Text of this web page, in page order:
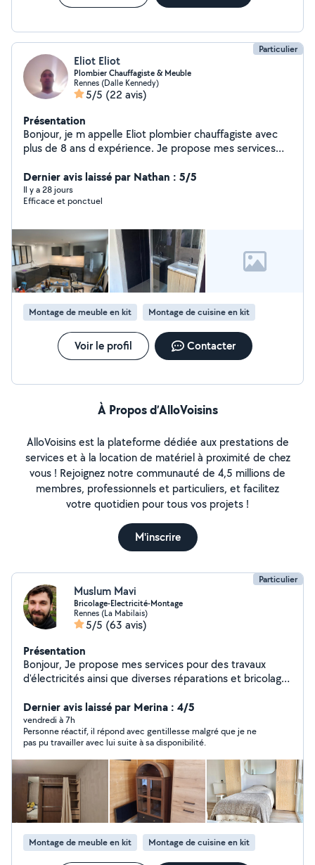
Particulier
Eliot Eliot
Plombier Chauffagiste & Meuble
Rennes (Dalle Kennedy)
5/5 (22 avis)
Présentation
Bonjour, je m appelle Eliot plombier chauffagiste avec
plus de 8 ans d expérience. Je propose mes services
travaux de plomberie, chauffage et montage de
meubles. J'interviens pour réparer les fuites installer ou
remplacer robinetterie, lavabos, WC, chauffe eau,
et chauffage. Habitué à installer des meubles de salle
de bain et meubles d agencement, je peux également
vous aider pour le montage de meubles ( IKEA et
autres). Sérieux, soigneux et ponctuel, je travaille
toujours avec le souci du travail propre et durable. Mon
objectif: vous apporter une solution rapide et efficace
pour vos travaux. Besoin d un plombier chauffagiste
fiable? Contactez moi, je serai ravi de vous aider.
Dernier avis laissé par Nathan : 5/5
Il y a 28 jours
Efficace et ponctuel
Montage de meuble en kit Montage de cuisine en kit
Voir le profil Contacter
À Propos d’AlloVoisins
AlloVoisins est la plateforme dédiée aux prestations de
services et à la location de matériel à proximité de chez
vous ! Rejoignez notre communauté de 4,5 millions de
membres, professionnels et particuliers, et facilitez
votre quotidien pour tous vos projets !
M'inscrire
Particulier
Muslum Mavi
Bricolage-Electricité-Montage
Rennes (La Mabilais)
5/5 (63 avis)
Présentation
Bonjour, Je propose mes services pour des travaux
d'électricités ainsi que diverses réparations et bricolage
en tout genre et je propose des services de
déménagement. N'hésitez pas à me contacter pour
discuter de vos besoins et projets !
Dernier avis laissé par Merina : 4/5
vendredi à 7h
Personne réactif, il répond avec gentillesse malgré que je ne
pas pu travailler avec lui suite à sa disponibilité.
Montage de meuble en kit Montage de cuisine en kit